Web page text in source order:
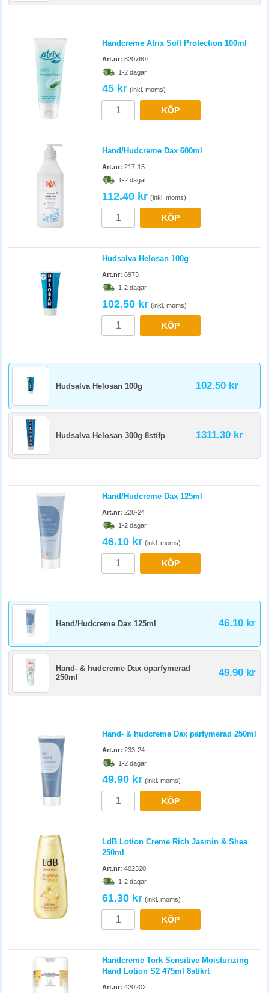
Handcreme Atrix Soft Protection 100ml
Art.nr: 8207601
1-2 dagar
45 kr (inkl. moms)
KÖP
Hand/Hudcreme Dax 600ml
Art.nr: 217-15
1-2 dagar
112.40 kr (inkl. moms)
KÖP
Hudsalva Helosan 100g
Art.nr: 6973
1-2 dagar
102.50 kr (inkl. moms)
KÖP
Hudsalva Helosan 100g 102.50 kr
Hudsalva Helosan 300g 8st/fp 1311.30 kr
Hand/Hudcreme Dax 125ml
Art.nr: 228-24
1-2 dagar
46.10 kr (inkl. moms)
KÖP
Hand/Hudcreme Dax 125ml 46.10 kr
Hand- & hudcreme Dax oparfymerad
250ml
49.90 kr
Hand- & hudcreme Dax parfymerad 250ml
Art.nr: 233-24
1-2 dagar
49.90 kr (inkl. moms)
KÖP
LdB Lotion Creme Rich Jasmin & Shea
250ml
Art.nr: 402320
1-2 dagar
61.30 kr (inkl. moms)
KÖP
Handcreme Tork Sensitive Moisturizing
Hand Lotion S2 475ml 8st/krt
Art.nr: 420202